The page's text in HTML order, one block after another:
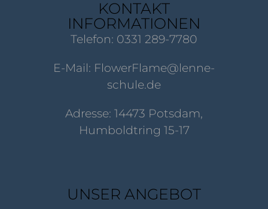
KONTAKT
INFORMATIONEN
Telefon: 0331 289-7780
E-Mail: FlowerFlame@lenne-
schule.de
Adresse: 14473 Potsdam,
Humboldtring 15-17
UNSER ANGEBOT